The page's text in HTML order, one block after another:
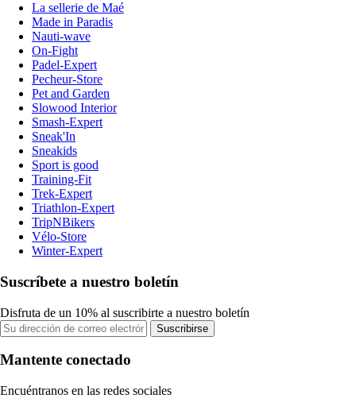
La sellerie de Maé
Made in Paradis
Nauti-wave
On-Fight
Padel-Expert
Pecheur-Store
Pet and Garden
Slowood Interior
Smash-Expert
Sneak'In
Sneakids
Sport is good
Training-Fit
Trek-Expert
Triathlon-Expert
TripNBikers
Vélo-Store
Winter-Expert
Suscríbete a nuestro boletín
Disfruta de un 10% al suscribirte a nuestro boletín
Suscribirse
Mantente conectado
Encuéntranos en las redes sociales